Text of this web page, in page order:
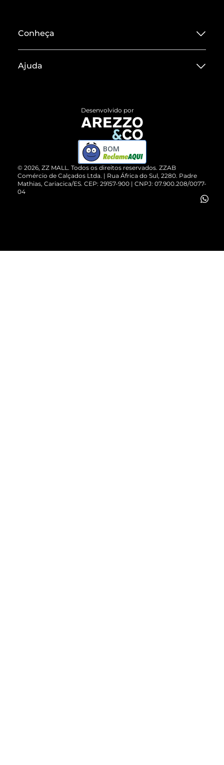
Conheça
Termos de Uso
ZZ MALL é confiável
Cartão Presente
Vendas Corporativas
Ajuda
Devolução do Produto
Compre pelo WhatsApp
© 2026, ZZ MALL. Todos os direitos reservados. ZZAB
Comércio de Calçados Ltda. | Rua África do Sul, 2280. Padre
Mathias, Cariacica/ES. CEP: 29157-900 | CNPJ: 07.900.208/0077-
04
Desenvolvido por
BOM